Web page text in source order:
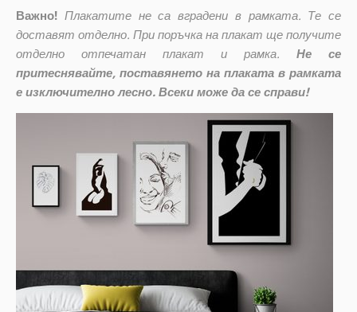
Важно! Плакатите не са вградени в рамката. Те се
доставят отделно. При поръчка на плакат ще получите
отделно отпечатан плакат и рамка.
Не се
притеснявайте, поставянето на плаката в рамката
е изключително лесно. Всеки може да се справи!